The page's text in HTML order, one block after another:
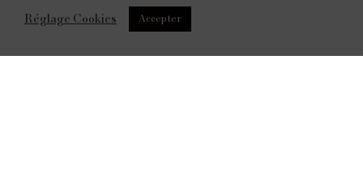
En quoi les caves sont-elles si
Réglage Cookies Accepter